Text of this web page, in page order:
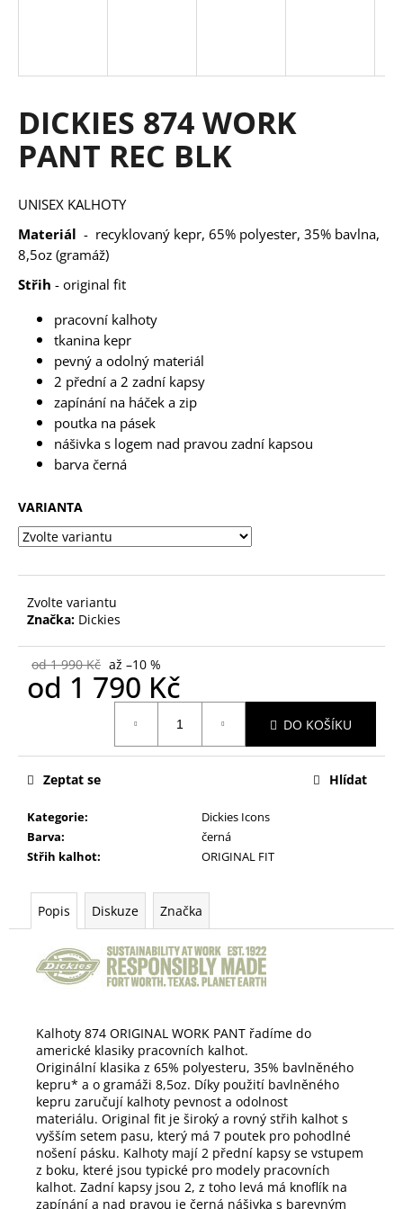
DICKIES 874 WORK
PANT REC BLK
UNISEX KALHOTY
Materiál - recyklovaný kepr, 65% polyester, 35% bavlna,
8,5oz (gramáž)
Střih - original fit
pracovní kalhoty
tkanina kepr
pevný a odolný materiál
2 přední a 2 zadní kapsy
zapínání na háček a zip
poutka na pásek
nášivka s logem nad pravou zadní kapsou
barva černá
VARIANTA
Zvolte variantu
Značka: Dickies
od 1 990 Kč až –10 %
od 1 790 Kč
DO KOŠÍKU
Kategorie:
Dickies Icons
Barva:
černá
Střih kalhot: ORIGINAL FIT
Zeptat se Hlídat
Popis Diskuze Značka
Kalhoty 874 ORIGINAL WORK PANT řadíme do
americké klasiky pracovních kalhot.
Originální klasika z 65% polyesteru, 35% bavlněného
kepru* a o gramáži 8,5oz. Díky použití bavlněného
kepru zaručují kalhoty pevnost a odolnost
materiálu. Original fit je široký a rovný střih kalhot s
vyšším setem pasu, který má 7 poutek pro pohodlné
nošení pásku. Kalhoty mají 2 přední kapsy se vstupem
z boku, které jsou typické pro modely pracovních
kalhot. Zadní kapsy jsou 2, z toho levá má knoflík na
zapínání a nad pravou je černá nášivka s barevným
í
?
HLEDAT
D
e